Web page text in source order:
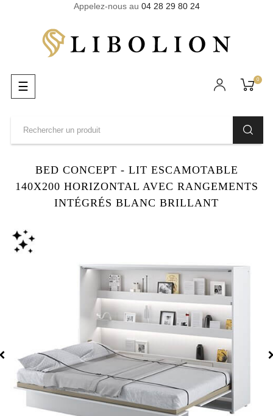
Appelez-nous au 04 28 29 80 24
0
Basculer
la
☰
BED CONCEPT - LIT ESCAMOTABLE
140X200 HORIZONTAL AVEC RANGEMENTS
INTÉGRÉS BLANC BRILLANT